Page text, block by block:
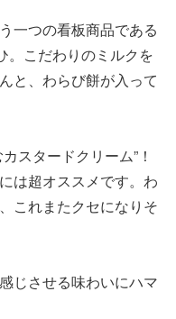
一つの看板商品である
。こだわりのミルクを
と、わらび餅が入って
スタードクリーム”！
は超オススメです。わ
これまたクセになりそ
じさせる味わいにハマ